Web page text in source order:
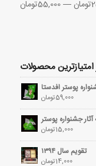
—55,000تومان
امتیازترین محصولات
پوستر افدستا
59,000تومان
جشنواره پوستر
15,000تومان
تقویم سال ۱۳۹۴
14,000تومان